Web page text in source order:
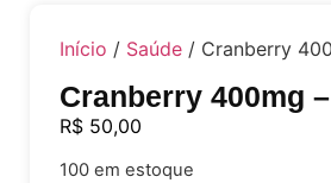
Início / Saúde / Cranberry
Cranberry 400mg
R$ 50,00
100 em estoque